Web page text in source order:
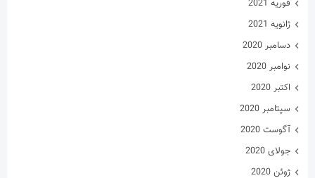
سپتامبر 2020
آگوست 2020
جولای 2020
ژوئن 2020
آوریل 2020
مارس 2020
فوریه 2020